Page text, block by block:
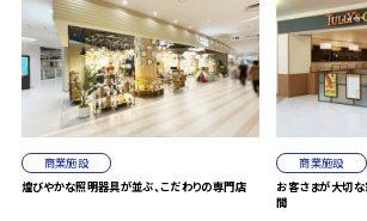
商業施設
煌びやかな照明器具が並ぶ、こだわりの専門店
商業施設
お客さまが大切
間